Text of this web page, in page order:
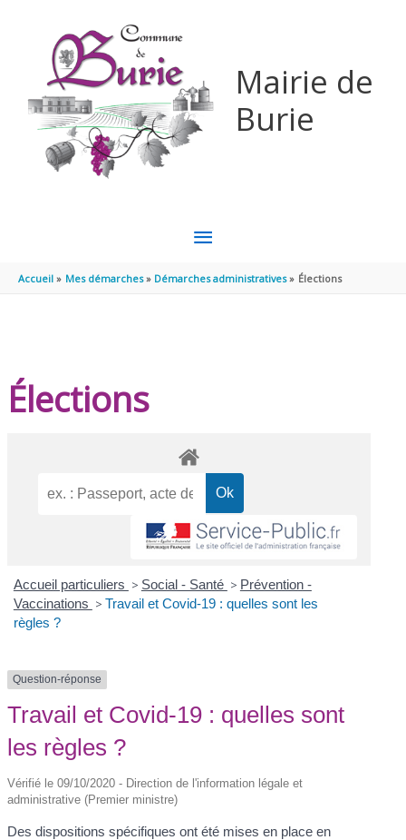
Mairie de
Burie
MENU
PRINCIPAL
Accueil Mes démarches Démarches administratives Élections
Élections
Accueil particuliers > Social - Santé > Prévention -
Vaccinations > Travail et Covid-19 : quelles sont les
règles ?
Question-réponse
Travail et Covid-19 : quelles sont
les règles ?
Vérifié le 09/10/2020 - Direction de l'information légale et
administrative (Premier ministre)
Des dispositions spécifiques ont été mises en place en